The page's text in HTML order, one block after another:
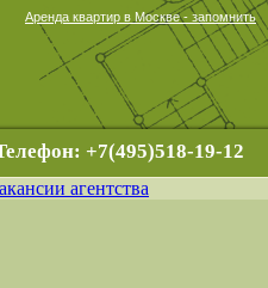
Аренда квартир в Москве - запомнить
+7(495)518-19-12
агентства